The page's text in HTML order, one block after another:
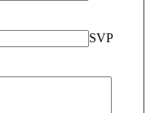
SVP